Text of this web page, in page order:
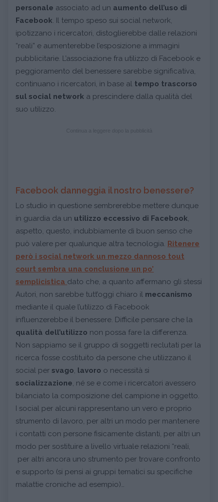
personale associato ad un aumento dell’uso di
Facebook . Il tempo speso sui social network,
ipotizzano i ricercatori, distoglierebbe dalle relazioni
“reali” e aumenterebbe l’esposizione a immagini
pubblicitarie. L’associazione fra utilizzo di Facebook e
peggioramento del benessere sarebbe significativa,
continuano i ricercatori, in base al tempo trascorso
sul social network a prescindere dalla qualità del
suo utilizzo.
Facebook danneggia il nostro benessere?
Lo studio in questione sembrerebbe mettere dunque
in guardia da un utilizzo eccessivo di Facebook
aspetto, questo, indubbiamente di buon senso che
può valere per qualunque altra tecnologia. Ritenere
però i social network un mezzo dannoso tout
court sembra una conclusione un po’
semplicistica dato che, a quanto affermano gli stessi
Autori, non sarebbe tutt’oggi chiaro il meccanismo
mediante il quale l’utilizzo di Facebook
influenzerebbe il benessere. Difficile pensare che la
qualità dell’utilizzo non possa fare la differenza.
Non sappiamo se il gruppo di soggetti reclutati per la
ricerca fosse costituito da persone che utilizzano il
social per svago lavoro o necessità si
socializzazione , né se e come i ricercatori avessero
bilanciato la composizione del campione in oggetto.
I social per alcuni rappresentano un vero e proprio
strumento di lavoro, per altri un modo per mantenere
i contatti con persone fisicamente distanti, per altri un
modo per sostituire a livello virtuale relazioni “reali,
per altri ancora uno strumento per trovare confronto
e supporto (si pensi ai gruppi tematici su specifiche
malattie croniche ad esempio)…